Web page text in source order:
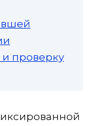
и проверку